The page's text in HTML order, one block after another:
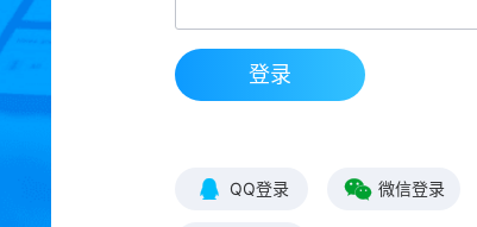
登录
QQ登录 微信登录